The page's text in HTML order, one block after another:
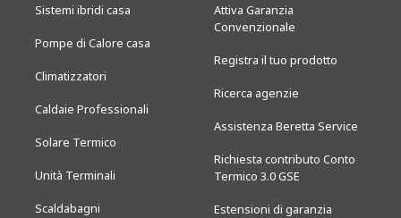
Sistemi ibridi casa
Pompe di Calore casa
Climatizzatori
Caldaie Professionali
Solare Termico
Unità Terminali
Scaldabagni
Attiva Garanzia
Convenzionale
Registra il tuo prodotto
Ricerca agenzie
Assistenza Beretta Service
Richiesta contributo Conto
Termico 3.0 GSE
Estensioni di garanzia